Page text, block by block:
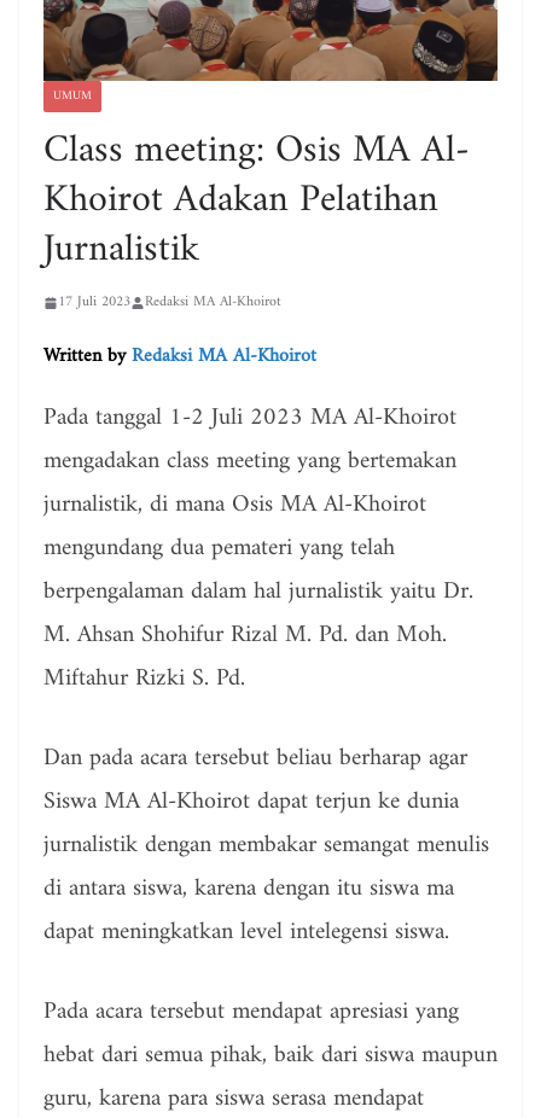
UMUM
Class meeting: Osis MA Al-
Khoirot Adakan Pelatihan
Jurnalistik
17 Juli 2023 Redaksi MA Al-Khoirot
Written byRedaksi MA Al-Khoirot
Pada tanggal 1-2 Juli 2023 MA Al-Khoirot
mengadakan class meeting yang bertemakan
jurnalistik, di mana Osis MA Al-Khoirot
mengundang dua pemateri yang telah
berpengalaman dalam hal jurnalistik yaitu Dr.
M. Ahsan Shohifur Rizal M. Pd. dan Moh.
Miftahur Rizki S. Pd.
Dan pada acara tersebut beliau berharap agar
Siswa MA Al-Khoirot dapat terjun ke dunia
jurnalistik dengan membakar semangat menulis
di antara siswa, karena dengan itu siswa ma
dapat meningkatkan level intelegensi siswa.
Pada acara tersebut mendapat apresiasi yang
hebat dari semua pihak, baik dari siswa maupun
guru, karena para siswa serasa mendapat